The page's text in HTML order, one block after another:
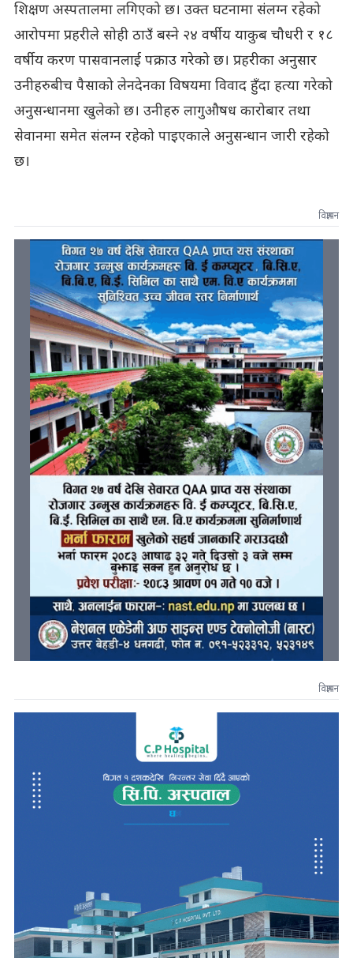
शिक्षण अस्पतालमा लगिएको छ। उक्त घटनामा संलग्न रहेको
आरोपमा प्रहरीले सोही ठाउँ बस्ने २४ वर्षीय याकुब चौधरी र १८
वर्षीय करण पासवानलाई पक्राउ गरेको छ। प्रहरीका अनुसार
उनीहरुबीच पैसाको लेनदेनका विषयमा विवाद हुँदा हत्या गरेको
अनुसन्धानमा खुलेको छ। उनीहरु लागुऔषध कारोबार तथा
सेवानमा समेत संलग्न रहेको पाइएकाले अनुसन्धान जारी रहेको
छ।
विज्ञापन
विज्ञापन